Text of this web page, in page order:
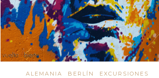
ALEMANIA BERLÍN EXCURSIONES